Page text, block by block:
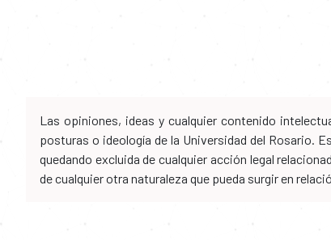
Las opiniones, ideas y cualquier contenido
posturas o ideología de la Universidad del Rosario.
quedando excluida de cualquier acción legal
de cualquier otra naturaleza que pueda surgir en